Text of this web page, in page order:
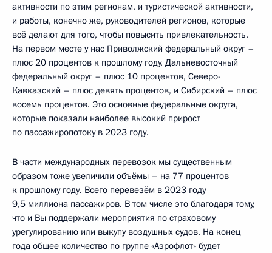
активности по этим регионам, и туристической активности,
и работы, конечно же, руководителей регионов, которые
всё делают для того, чтобы повысить привлекательность.
На первом месте у нас Приволжский федеральный округ –
плюс 20 процентов к прошлому году, Дальневосточный
федеральный округ – плюс 10 процентов, Северо-
Кавказский – плюс девять процентов, и Сибирский – плюс
восемь процентов. Это основные федеральные округа,
которые показали наиболее высокий прирост
по пассажиропотоку в 2023 году.
В части международных перевозок мы существенным
образом тоже увеличили объёмы – на 77 процентов
к прошлому году. Всего перевезём в 2023 году
9,5 миллиона пассажиров. В том числе это благодаря тому,
что и Вы поддержали мероприятия по страховому
урегулированию или выкупу воздушных судов. На конец
года общее количество по группе «Аэрофлот» будет